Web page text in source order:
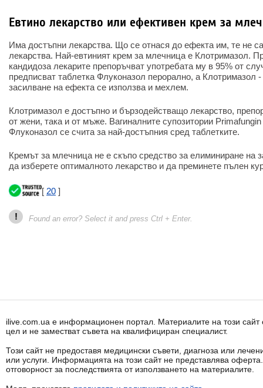
Евтино лекарство или ефективен крем за
Има достъпни лекарства. Що се отнася до ефекта им, те не
лекарства. Най-евтиният крем за млечница е Клотримазол.
кандидоза лекарите препоръчват употребата му в 95% от
предписват таблетка Флуконазол перорално, а Клотримазол
засилване на ефекта се използва и мехлем.
Клотримазол е достъпно и бързодействащо лекарство,
от жени, така и от мъже. Вагиналните супозитории
Флуконазол се счита за най-достъпния сред таблетките.
Кремът за млечница не е скъпо средство за елиминиране на
да изберете оптималното лекарство и да преминете пълен
[ 20 ]
! Found an error? Select it and press Ctrl + Enter.
ilive.com.ua е информационен портал. Материалите на този
цел и не заместват съвета на квалифициран специалист.
Този сайт не предоставя медицински съвети, диагноза или
или услуги. Информацията на този сайт не представлява
отговорност за последствията от използването на материалите.